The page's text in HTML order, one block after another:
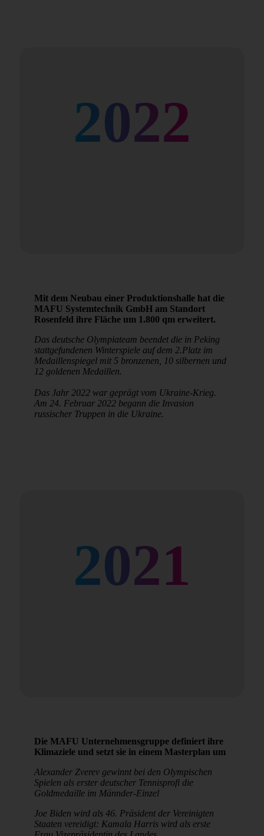
2022
Mit dem Neubau einer Produktionshalle hat die
MAFU Systemtechnik GmbH am Standort
Rosenfeld ihre Fläche um 1.800 qm erweitert.
Das deutsche Olympiateam beendet die in Peking
stattgefundenen Winterspiele auf dem 2.Platz im
Medaillenspiegel mit 5 bronzenen, 10 silbernen und
12 goldenen Medaillen.
Das Jahr 2022 war geprägt vom Ukraine-Krieg.
Am 24. Februar 2022 begann die Invasion
russischer Truppen in die Ukraine.
2021
Die MAFU Unternehmensgruppe definiert ihre
Klimaziele und setzt sie in einem Masterplan um
Alexander Zverev gewinnt bei den Olympischen
Spielen als erster deutscher Tennisprofi die
Goldmedaille im Männder-Einzel
Joe Biden wird als 46. Präsident der Vereinigten
Staaten vereidigt: Kamala Harris wird als erste